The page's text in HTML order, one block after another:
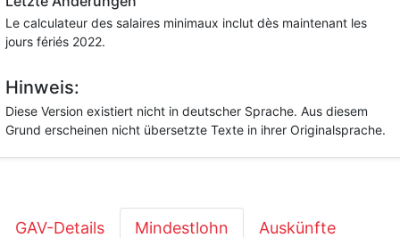
Le calculateur des salaires minimaux inclut dès maintenant les
jours fériés 2022.
Hinweis:
Diese Version existiert nicht in deutscher Sprache. Aus diesem
Grund erscheinen nicht übersetzte Texte in ihrer Originalsprache.
GAV-Details Mindestlohn Auskünfte